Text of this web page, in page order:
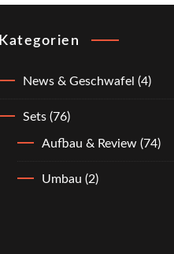
Kategorien
News & Geschwafel (4)
Sets (76)
Aufbau & Review (74)
Umbau (2)